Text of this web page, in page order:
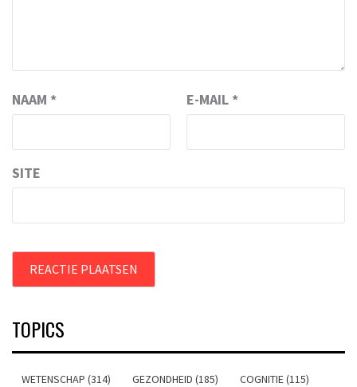
NAAM * E-MAIL *
SITE
TOPICS
WETENSCHAP (314) GEZONDHEID (185) COGNITIE (115)